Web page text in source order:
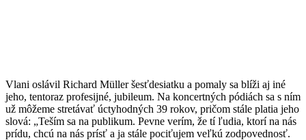
Vlani oslávil Richard Müller šesťdesiatku a pomaly sa blíži aj iné
jeho, tentoraz profesijné, jubileum. Na koncertných pódiách sa s ním
už môžeme stretávať úctyhodných 39 rokov, pričom stále platia jeho
slová: „Teším sa na publikum. Pevne verím, že tí ľudia, ktorí na nás
prídu, chcú na nás prísť a ja stále pociťujem veľkú zodpovednosť.